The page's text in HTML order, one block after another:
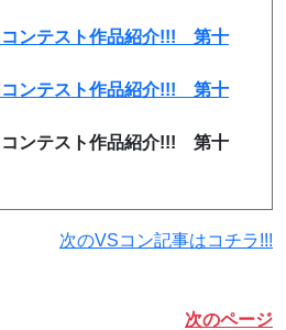
コンテスト作品紹介!!! 第十
コンテスト作品紹介!!! 第十
コンテスト作品紹介!!! 第十
次のVSコン記事はコチラ!!!
次のページ